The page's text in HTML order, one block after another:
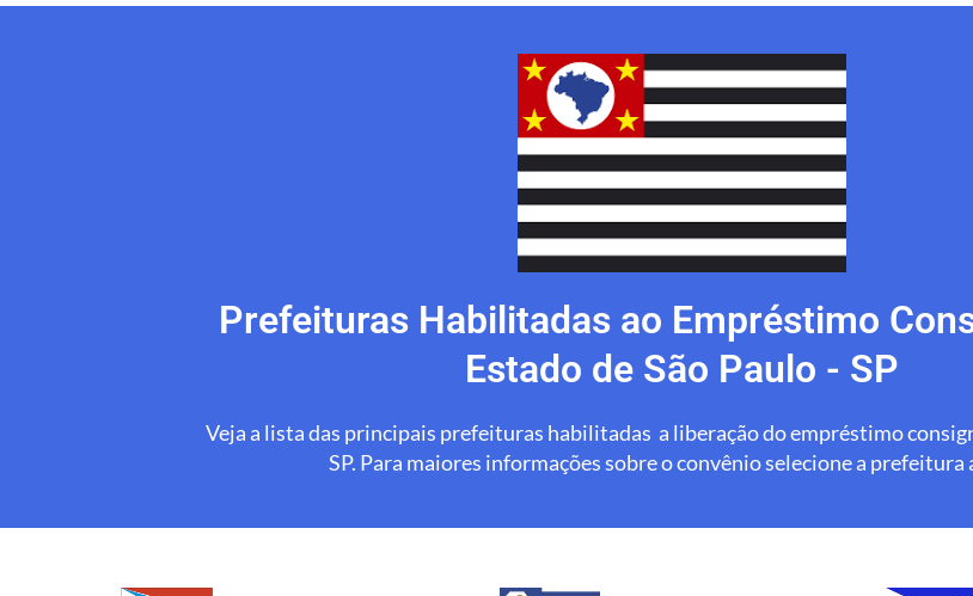
Prefeituras Habilitadas ao Empréstimo
Estado de São Paulo - SP
Veja a lista das principais prefeituras habilitadas a liberação do empréstimo
SP. Para maiores informações sobre o convênio selecione a prefeitura